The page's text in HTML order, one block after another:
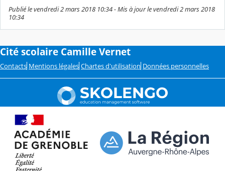
Publié le vendredi 2 mars 2018 10:34 - Mis à jour le vendredi 2 mars 2018
10:34
Cité scolaire Camille Vernet
Contacts Mentions légales Chartes d'utilisation Données personnelles